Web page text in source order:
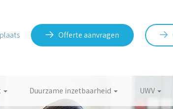
Offerte aanvragen
Duurzame inzetbaarheid UWV